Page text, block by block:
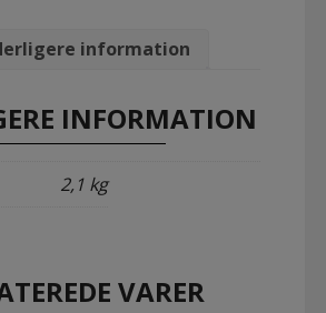
information
INFORMATION
2,1 kg
VARER